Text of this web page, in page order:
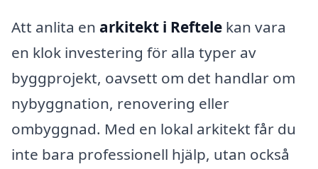
Att anlita en arkitekt i Reftele kan vara
en klok investering för alla typer av
byggprojekt, oavsett om det handlar om
nybyggnation, renovering eller
ombyggnad. Med en lokal arkitekt får du
inte bara professionell hjälp, utan också